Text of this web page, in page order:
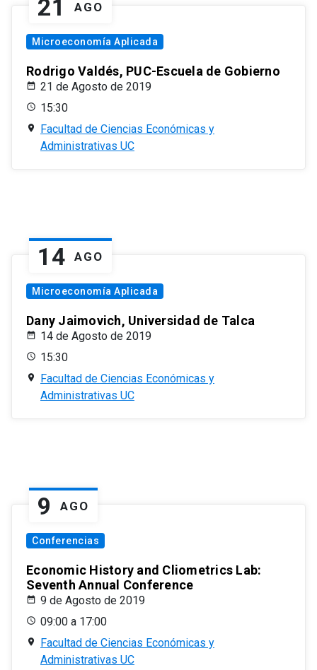
21 AGO
Microeconomía Aplicada
Rodrigo Valdés, PUC-Escuela de Gobierno
21 de Agosto de 2019
15:30
Facultad de Ciencias Económicas y
Administrativas UC
14 AGO
Microeconomía Aplicada
Dany Jaimovich, Universidad de Talca
14 de Agosto de 2019
15:30
Facultad de Ciencias Económicas y
Administrativas UC
9 AGO
Conferencias
Economic History and Cliometrics Lab:
Seventh Annual Conference
9 de Agosto de 2019
09:00 a 17:00
Facultad de Ciencias Económicas y
Administrativas UC